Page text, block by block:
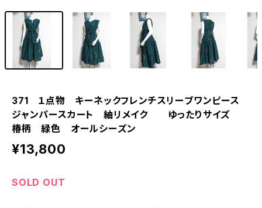
371 １点物 キーネックフレンチスリーブワンピース
ジャンパースカート 紬リメイク ゆったりサイズ
椿柄 緑色 オールシーズン
¥13,800
SOLD OUT